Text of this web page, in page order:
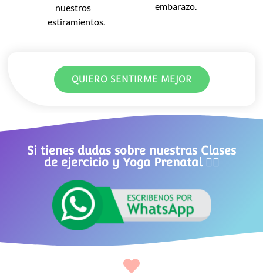
nuestros
estiramientos.
embarazo.
QUIERO SENTIRME MEJOR
Si tienes dudas sobre nuestras Clases
de ejercicio y Yoga Prenatal 👇🏻